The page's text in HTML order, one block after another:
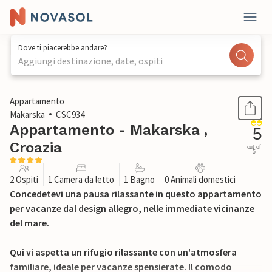
Dove ti piacerebbe andare?
Aggiungi destinazione, date, ospiti
1 / 26
Appartamento
Makarska
CSC934
Appartamento - Makarska ,
Croazia
5
out of
5
2 Ospiti 1 Camera da letto 1 Bagno 0 Animali domestici
Concedetevi una pausa rilassante in questo appartamento
per vacanze dal design allegro, nelle immediate vicinanze
del mare.
Qui vi aspetta un rifugio rilassante con un'atmosfera
familiare, ideale per vacanze spensierate. Il comodo